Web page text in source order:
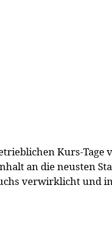
Kurs-Tage
an die neusten
verwirklicht und